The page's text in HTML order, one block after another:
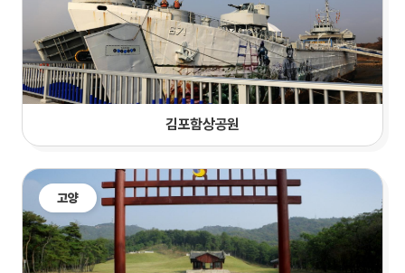
김포함상공원
고양